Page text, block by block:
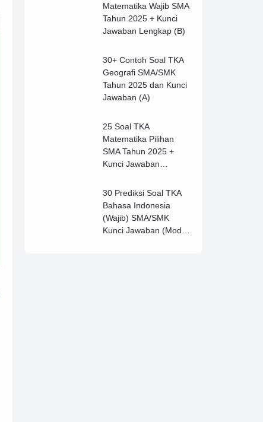
Matematika Wajib SMA
Tahun 2025 + Kunci
Jawaban Lengkap (B)
30+ Contoh Soal TKA
Geografi SMA/SMK
Tahun 2025 dan Kunci
Jawaban (A)
25 Soal TKA
Matematika Pilihan
SMA Tahun 2025 +
Kunci Jawaban
30 Prediksi Soal TKA
Bahasa Indonesia
(Wajib) SMA/SMK
Kunci Jawaban (Model